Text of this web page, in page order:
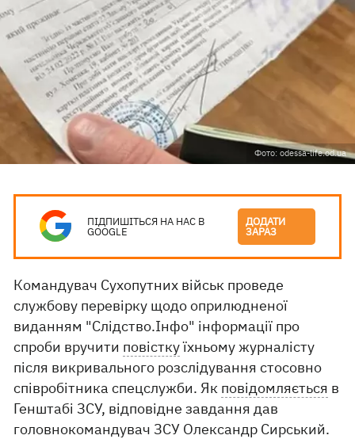
Фото: odessa-life.od.ua
ПІДПИШІТЬСЯ НА НАС В
GOOGLE
ДОДАТИ
ЗАРАЗ
Командувач Сухопутних військ проведе
службову перевірку щодо оприлюдненої
виданням "Слідство.Інфо" інформації про
спроби вручити повісткуїхньому журналісту
після викривального розслідування стосовно
співробітника спецслужби. Як повідомляється в
Генштабі ЗСУ, відповідне завдання дав
головнокомандувач ЗСУ Олександр Сирський.